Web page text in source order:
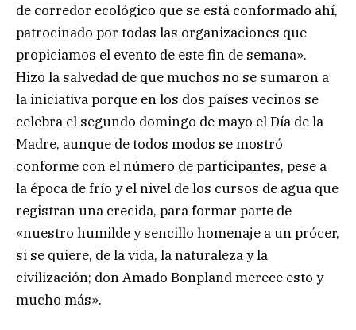
de corredor ecológico que se está conformado ahí,
patrocinado por todas las organizaciones que
propiciamos el evento de este fin de semana».
Hizo la salvedad de que muchos no se sumaron a
la iniciativa porque en los dos países vecinos se
celebra el segundo domingo de mayo el Día de la
Madre, aunque de todos modos se mostró
conforme con el número de participantes, pese a
la época de frío y el nivel de los cursos de agua que
registran una crecida, para formar parte de
«nuestro humilde y sencillo homenaje a un prócer,
si se quiere, de la vida, la naturaleza y la
civilización; don Amado Bonpland merece esto y
mucho más».